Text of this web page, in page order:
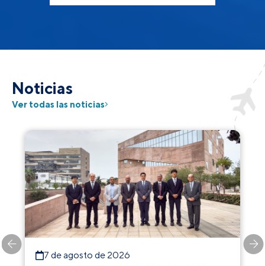
Noticias
Ver todas las noticias
7 de agosto de 2026